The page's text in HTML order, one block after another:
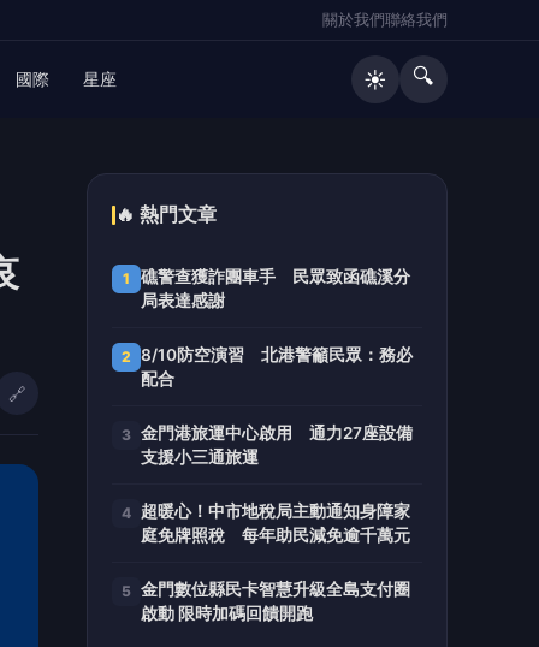
關於我們聯絡我們
國際 星座 ☀️ 🔍
🔗
🔥 熱門文章
1
礁警查獲詐團車手 民眾致函礁溪分
局表達感謝
2 8/10防空演習 北港警籲民眾：務必
配合
3 金門港旅運中心啟用 通力27座設備
支援小三通旅運
4 超暖心！中市地稅局主動通知身障家
庭免牌照稅 每年助民減免逾千萬元
5 金門數位縣民卡智慧升級全島支付圈
啟動 限時加碼回饋開跑